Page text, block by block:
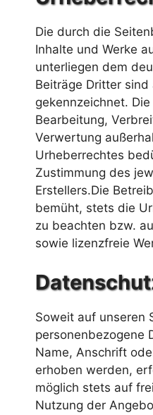
Die durch die
Inhalte und Werke
unterliegen dem
Beiträge Dritter sind
gekennzeichnet.
Bearbeitung,
Verwertung
Urheberrechtes
Zustimmung des
Erstellers.Die
bemüht, stets die
zu beachten bzw.
sowie lizenzfreie
Soweit auf unseren
personenbezogene
Name, Anschrift
erhoben werden,
möglich stets auf
Nutzung der